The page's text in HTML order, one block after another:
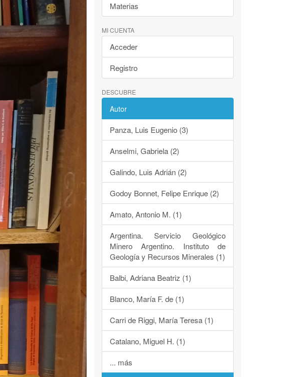
Materias
MI CUENTA
Acceder
Registro
DESCUBRE
Autor
Panza, Luis Eugenio (3)
Anselmi, Gabriela (2)
Galindo, Luis Adrián (2)
Godoy Bonnet, Felipe Enrique (2)
Amato, Antonio M. (1)
Argentina. Servicio Geológico
Minero Argentino. Instituto de
Geología y Recursos Minerales (1)
Balbi, Adriana Beatriz (1)
Blanco, María F. de (1)
Carri de Riggi, María Teresa (1)
Catalano, Miguel H. (1)
... más